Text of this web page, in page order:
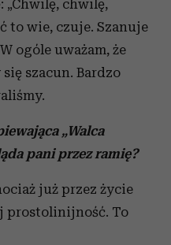
„Chwilę, chwilę,
to wie, czuje. Szanuje
ogóle uważam, że
szacun. Bardzo
„Walca
pani przez ramię?
już przez życie
prostolinijność. To